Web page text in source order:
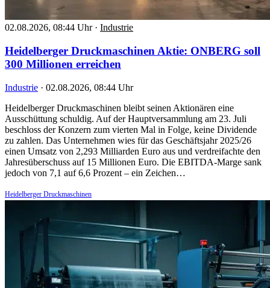
02.08.2026, 08:44 Uhr · Industrie
Heidelberger Druckmaschinen Aktie: ONBERG soll
300 Millionen erreichen
Industrie · 02.08.2026, 08:44 Uhr
Heidelberger Druckmaschinen bleibt seinen Aktionären eine
Ausschüttung schuldig. Auf der Hauptversammlung am 23. Juli
beschloss der Konzern zum vierten Mal in Folge, keine Dividende
zu zahlen. Das Unternehmen wies für das Geschäftsjahr 2025/26
einen Umsatz von 2,293 Milliarden Euro aus und verdreifachte den
Jahresüberschuss auf 15 Millionen Euro. Die EBITDA-Marge sank
jedoch von 7,1 auf 6,6 Prozent – ein Zeichen…
Heidelberger Druckmaschinen